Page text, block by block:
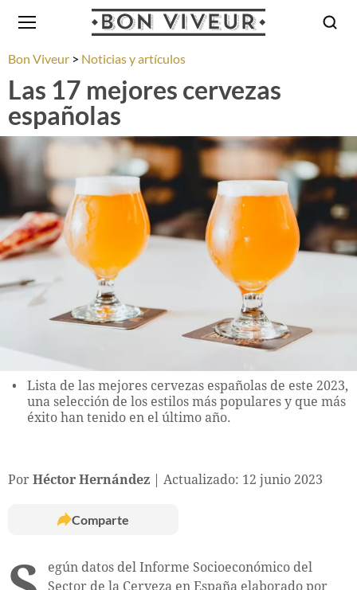
Bon Viveur Noticias y artículos
Las 17 mejores cervezas
españolas
Lista de las mejores cervezas españolas de este 2023,
una selección de los estilos más populares y que más
éxito han tenido en el último año.
Por Héctor Hernández Actualizado: 12 junio 2023
Comparte
egún datos del Informe Socioeconómico del
Sector de la Cerveza en España elaborado por